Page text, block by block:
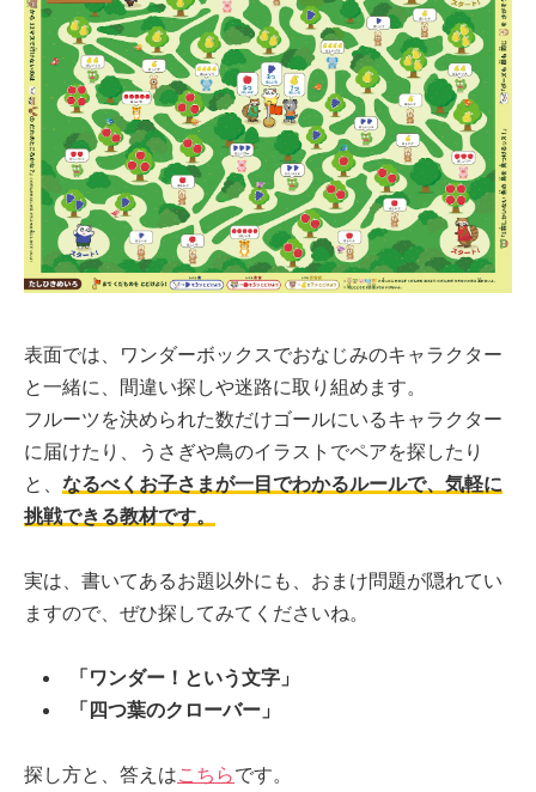
表面では、ワンダーボックスでおなじみのキャラクター
と一緒に、間違い探しや迷路に取り組めます。
フルーツを決められた数だけゴールにいるキャラクター
に届けたり、うさぎや鳥のイラストでペアを探したり
と、 なるべくお子さまが一目でわかるルールで、気軽に
挑戦できる教材です。
実は、書いてあるお題以外にも、おまけ問題が隠れてい
ますので、ぜひ探してみてくださいね。
「ワンダー！という文字」
「四つ葉のクローバー」
探し方と、答えはこちらです。